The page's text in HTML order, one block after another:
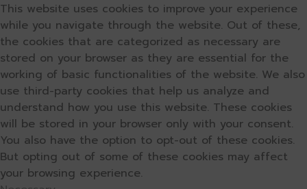
This website uses cookies to improve your experience
while you navigate through the website. Out of these,
the cookies that are categorized as necessary are
stored on your browser as they are essential for the
working of basic functionalities of the website. We also
use third-party cookies that help us analyze and
understand how you use this website. These cookies
will be stored in your browser only with your consent.
You also have the option to opt-out of these cookies.
But opting out of some of these cookies may affect
your browsing experience.